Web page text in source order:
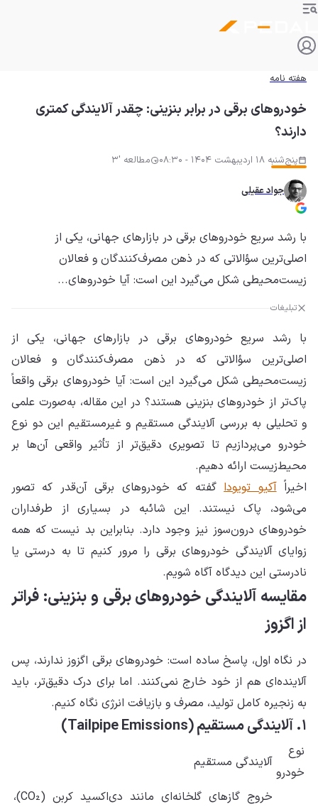
هفته نامه
خودروهای برقی در برابر بنزینی‌: چقدر آلایندگی کمتری
دارند؟
پنج‌شنبه 18 اردیبهشت 1404 - 08:30 مطالعه '3
جواد عقیلی
با رشد سریع خودروهای برقی در بازارهای جهانی، یکی از
اصلی‌ترین سؤالاتی که در ذهن مصرف‌کنندگان و فعالان
زیست‌محیطی شکل می‌گیرد این است: آیا خودروهای...
تبلیغات
با رشد سریع خودروهای برقی در بازارهای جهانی، یکی از
اصلی‌ترین سؤالاتی که در ذهن مصرف‌کنندگان و فعالان
زیست‌محیطی شکل می‌گیرد این است: آیا خودروهای برقی واقعاً
پاک‌تر از خودروهای بنزینی هستند؟ در این مقاله، به‌صورت علمی
و تحلیلی به بررسی آلایندگی مستقیم و غیرمستقیم این دو نوع
خودرو می‌پردازیم تا تصویری دقیق‌تر از تأثیر واقعی آن‌ها بر
محیط‌زیست ارائه دهیم.
اخیراًآکیو تویوداگفته که خودروهای برقی آن‌قدر که تصور
می‌شود، پاک نیستند. این شائبه در بسیاری از طرفداران
خودروهای درون‌سوز نیز وجود دارد. بنابراین بد نیست که همه
زوایای آلایندگی خودروهای برقی را مرور کنیم تا به درستی یا
نادرستی این دیدگاه آگاه شویم.
مقایسه آلایندگی خودروهای برقی و بنزینی: فراتر
از اگزوز
در نگاه اول، پاسخ ساده است: خودروهای برقی اگزوز ندارند، پس
آلاینده‌ای هم از خود خارج نمی‌کنند. اما برای درک دقیق‌تر، باید
به زنجیره کامل تولید، مصرف و بازیافت انرژی نگاه کنیم.
۱. آلایندگی مستقیم (Tailpipe Emissions)
نوع
خودرو
آلایندگی مستقیم
خروج گازهای گلخانه‌ای مانند دی‌اکسید کربن (CO₂)،